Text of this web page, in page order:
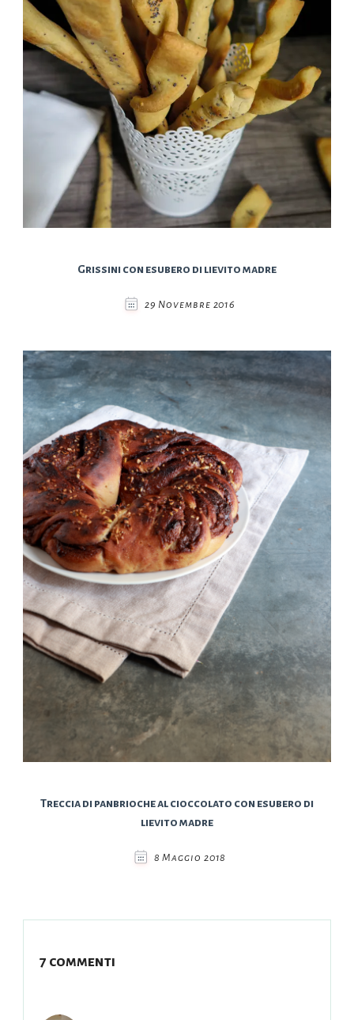
Grissini con esubero di lievito madre
29 Novembre 2016
Treccia di panbrioche al cioccolato con esubero di
lievito madre
8 Maggio 2018
7 commenti